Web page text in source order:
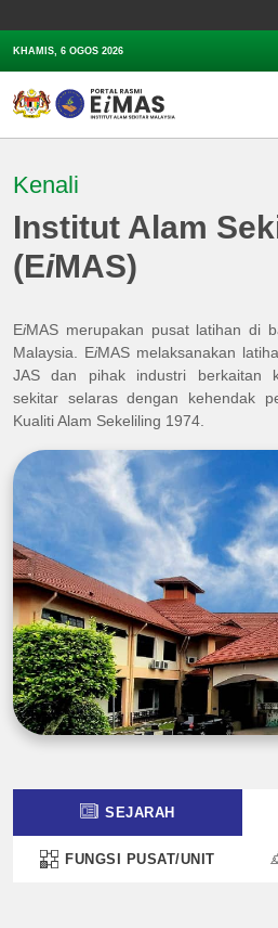
KHAMIS, 6 OGOS 2026
Kenali
Institut Alam
(EiMAS)
EiMAS merupakan pusat latihan di
Malaysia. EiMAS melaksanakan
JAS dan pihak industri berkaitan
sekitar selaras dengan kehendak
Kualiti Alam Sekeliling 1974.
SEJARAH
FUNGSI PUSAT/UNIT